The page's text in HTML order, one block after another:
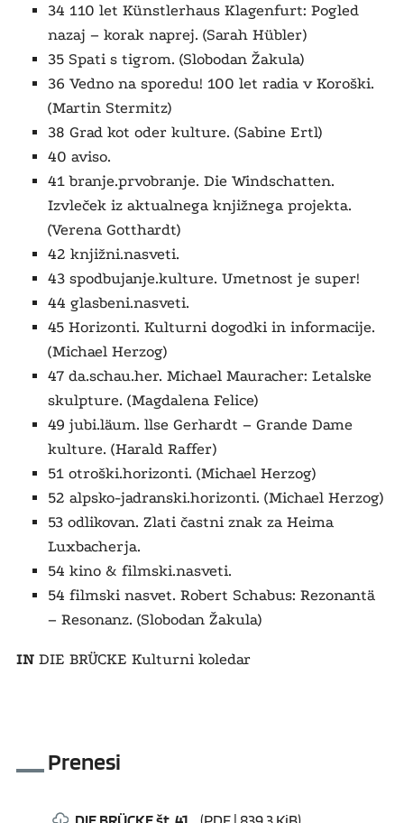
34 110 let Künstlerhaus Klagenfurt: Pogled
nazaj – korak naprej. (Sarah Hübler)
35 Spati s tigrom. (Slobodan Žakula)
36 Vedno na sporedu! 100 let radia v Koroški.
(Martin Stermitz)
38 Grad kot oder kulture. (Sabine Ertl)
40 aviso.
41 branje.prvobranje. Die Windschatten.
Izvleček iz aktualnega knjižnega projekta.
(Verena Gotthardt)
42 knjižni.nasveti.
43 spodbujanje.kulture. Umetnost je super!
44 glasbeni.nasveti.
45 Horizonti. Kulturni dogodki in informacije.
(Michael Herzog)
47 da.schau.her. Michael Mauracher: Letalske
skulpture. (Magdalena Felice)
49 jubi.läum. llse Gerhardt – Grande Dame
kulture. (Harald Raffer)
51 otroški.horizonti. (Michael Herzog)
52 alpsko-jadranski.horizonti. (Michael Herzog)
53 odlikovan. Zlati častni znak za Heima
Luxbacherja.
54 kino & filmski.nasveti.
54 filmski nasvet. Robert Schabus: Rezonantä
– Resonanz. (Slobodan Žakula)
INDIE BRÜCKE Kulturni koledar
Prenesi